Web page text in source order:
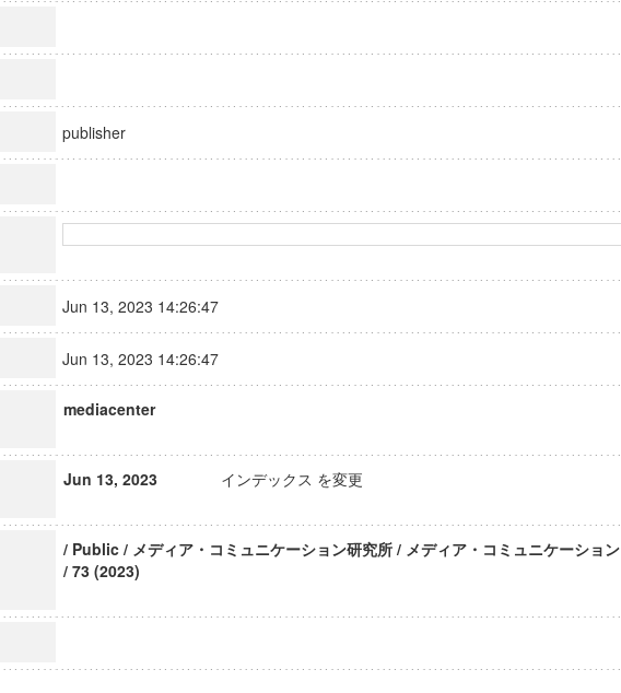
publisher
Jun 13, 2023 14:26:47
Jun 13, 2023 14:26:47
mediacenter
Jun 13, 2023 インデックス を変更
/ Public / メディア・コミュニケーション研究所 / メディア・コミュニケーション
/ 73 (2023)